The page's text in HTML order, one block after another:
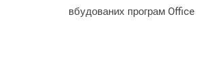
вбудованих програм Office